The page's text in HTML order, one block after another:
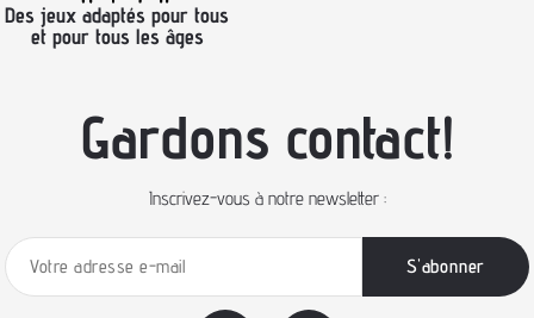
Des jeux adaptés pour tous
et pour tous les âges
Gardons contact!
Inscrivez-vous à notre newsletter :